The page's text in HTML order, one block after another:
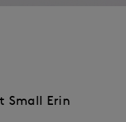
Small Erin